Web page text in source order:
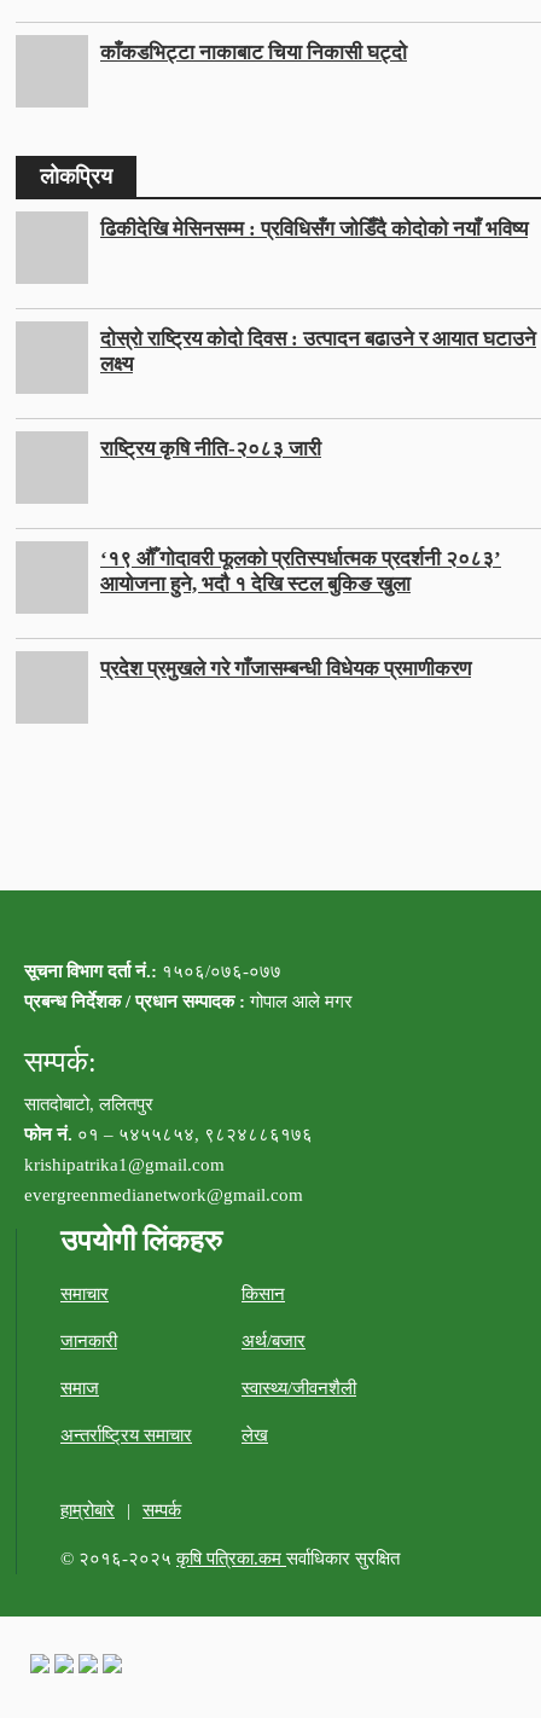
काँकडभिट्टा नाकाबाट चिया निकासी घट्दो
लोकप्रिय
ढिकीदेखि मेसिनसम्म : प्रविधिसँग जोडिँदै कोदोको नयाँ भविष्य
दोस्रो राष्ट्रिय कोदो दिवस : उत्पादन बढाउने र आयात घटाउने
लक्ष्य
राष्ट्रिय कृषि नीति-२०८३ जारी
‘१९ औँ गोदावरी फूलको प्रतिस्पर्धात्मक प्रदर्शनी २०८३’
आयोजना हुने, भदौ १ देखि स्टल बुकिङ खुला
प्रदेश प्रमुखले गरे गाँजासम्बन्धी विधेयक प्रमाणीकरण
सूचना विभाग दर्ता नं.: १५०६/०७६-०७७
प्रबन्ध निर्देशक / प्रधान सम्पादक : गोपाल आले मगर
सम्पर्क:
सातदोबाटो, ललितपुर
फोन नं. ०१ – ५४५५८५४, ९८२४८८६१७६
krishipatrika1@gmail.com
evergreenmedianetwork@gmail.com
उपयोगी लिंकहरु
समाचार किसान
जानकारी अर्थ/बजार
समाज स्वास्थ्य/जीवनशैली
अन्तर्राष्ट्रिय समाचार लेख
हाम्रोबारे | सम्पर्क
© २०१६-२०२५कृषि पत्रिका.कमसर्वाधिकार सुरक्षित